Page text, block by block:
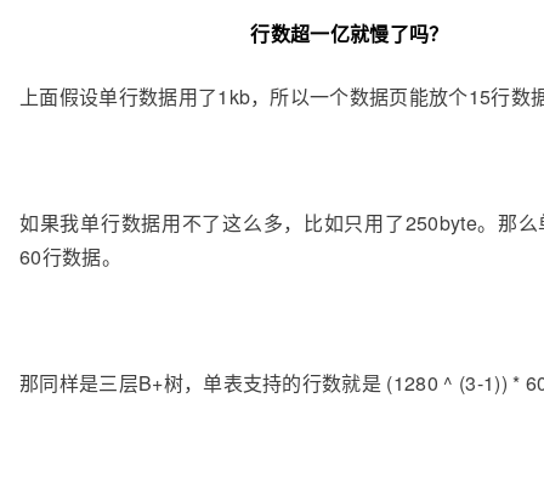
行数超一亿就慢了吗？
上面假设单行数据用了1kb，所以一个数据页能放个15行数
如果我单行数据用不了这么多，比如只用了250byte。那
60行数据。
那同样是三层B+树，单表支持的行数就是 (1280 ^ (3-1)) *